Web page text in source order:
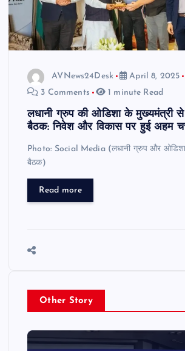
AVNews24Desk
April 8, 2025
3 Comments
1 minute Read
लधानी ग्रुप की ओडिशा के मुख्यमंत्री से
बैठक: निवेश और विकास पर हुई अहम
Photo: Social Media (लधानी ग्रुप और
बैठक)
Read more
Other Story